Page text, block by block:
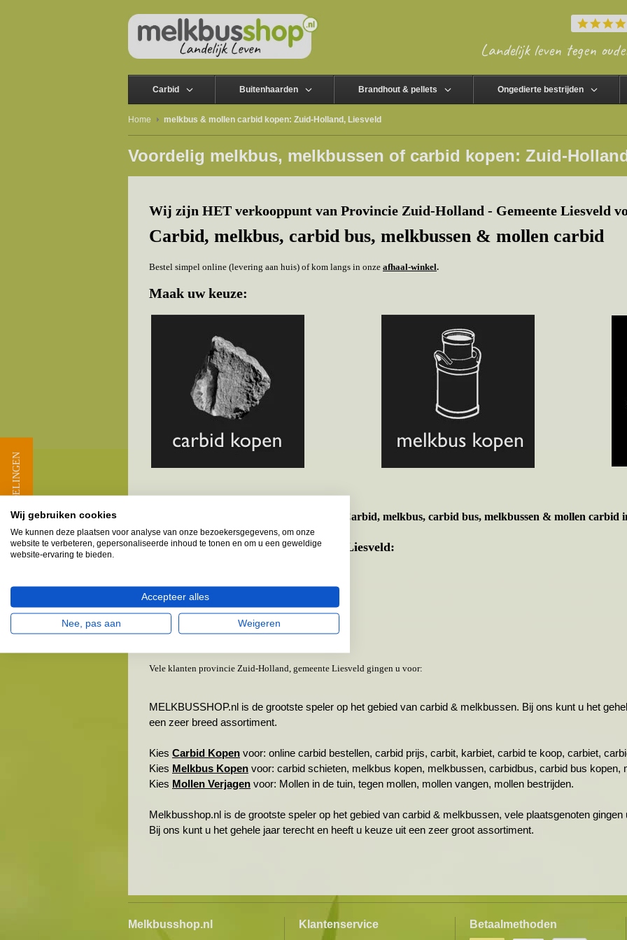
Landelijk leven tegen
Carbid Buitenhaarden Brandhout & pellets Ongedierte bestrijden
Home melkbus & mollen carbid kopen: Zuid-Holland, Liesveld
Voordelig melkbus, melkbussen of carbid kopen: Zuid-
Wij zijn HET verkooppunt van Provincie Zuid-Holland - Gemeente Liesveld
Carbid, melkbus, carbid bus, melkbussen & mollen carbid
Bestel simpel online (levering aan huis) of kom langs in onze afhaal-winkel.
Maak uw keuze:
Carbid, melkbus, carbid bus, melkbussen & mollen carbid
Provincie Zuid-Holland - Gemeente Liesveld:
Langerak
Nieuwpoort
Vele klanten provincie Zuid-Holland, gemeente Liesveld gingen u voor:
MELKBUSSHOP.nl is de grootste speler op het gebied van carbid & melkbussen. Bij ons kunt u het
een zeer breed assortiment.
Kies Carbid Kopen voor: online carbid bestellen, carbid prijs, carbit, karbiet, carbid te koop, carbiet,
Kies Melkbus Kopen voor: carbid schieten, melkbus kopen, melkbussen, carbidbus, carbid bus kopen,
Kies Mollen Verjagen voor: Mollen in de tuin, tegen mollen, mollen vangen, mollen bestrijden.
Melkbusshop.nl is de grootste speler op het gebied van carbid & melkbussen, vele plaatsgenoten gingen
Bij ons kunt u het gehele jaar terecht en heeft u keuze uit een zeer groot assortiment.
Melkbusshop.nl Klantenservice Betaalmethoden
★ BEOORDELINGEN
Wij gebruiken cookies
We kunnen deze plaatsen voor analyse van onze bezoekersgegevens, om onze
website te verbeteren, gepersonaliseerde inhoud te tonen en om u een geweldige
website-ervaring te bieden.
Accepteer alles
Nee, pas aan Weigeren